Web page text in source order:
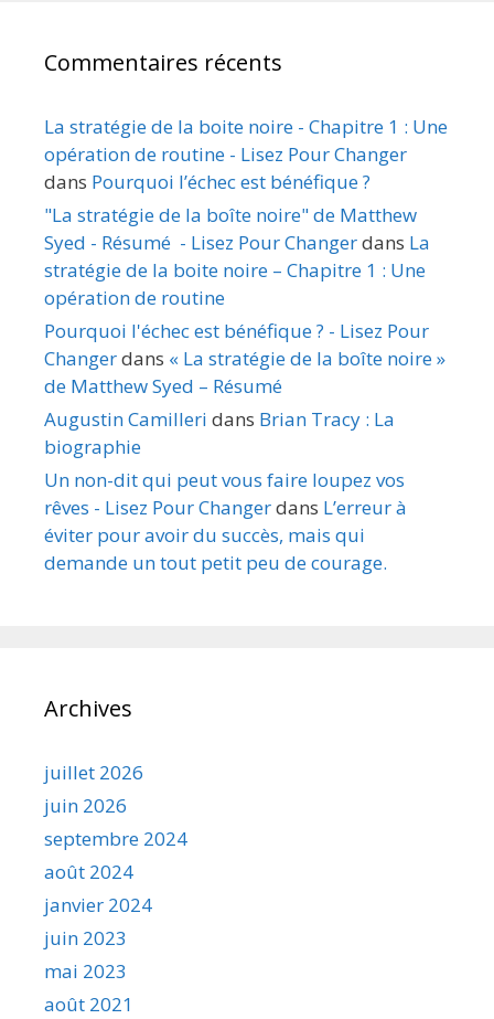
Commentaires récents
La stratégie de la boite noire - Chapitre 1 : Une
opération de routine - Lisez Pour Changer
dans Pourquoi l’échec est bénéfique ?
"La stratégie de la boîte noire" de Matthew
Syed - Résumé - Lisez Pour Changerdans La
stratégie de la boite noire – Chapitre 1 : Une
opération de routine
Pourquoi l'échec est bénéfique ? - Lisez Pour
Changerdans « La stratégie de la boîte noire »
de Matthew Syed – Résumé
Augustin Camilleri dans Brian Tracy : La
biographie
Un non-dit qui peut vous faire loupez vos
rêves - Lisez Pour Changerdans L’erreur à
éviter pour avoir du succès, mais qui
demande un tout petit peu de courage.
Archives
juillet 2026
juin 2026
septembre 2024
août 2024
janvier 2024
juin 2023
mai 2023
août 2021